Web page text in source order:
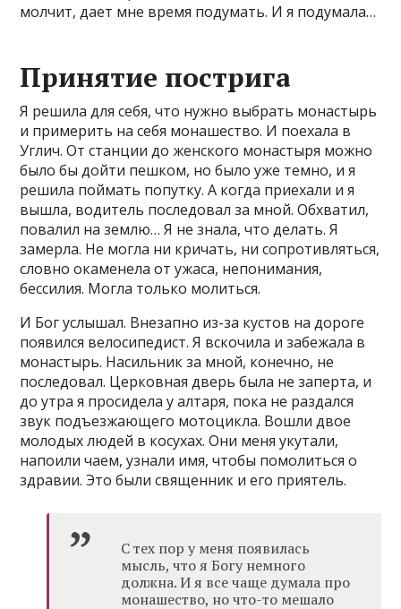
молчит, дает мне время подумать. И я подумала…
Принятие пострига
Я решила для себя, что нужно выбрать монастырь
и примерить на себя монашество. И поехала в
Углич. От станции до женского монастыря можно
было бы дойти пешком, но было уже темно, и я
решила поймать попутку. А когда приехали и я
вышла, водитель последовал за мной. Обхватил,
повалил на землю… Я не знала, что делать. Я
замерла. Не могла ни кричать, ни сопротивляться,
словно окаменела от ужаса, непонимания,
бессилия. Могла только молиться.
И Бог услышал. Внезапно из-за кустов на дороге
появился велосипедист. Я вскочила и забежала в
монастырь. Насильник за мной, конечно, не
последовал. Церковная дверь была не заперта, и
до утра я просидела у алтаря, пока не раздался
звук подъезжающего мотоцикла. Вошли двое
молодых людей в косухах. Они меня укутали,
напоили чаем, узнали имя, чтобы помолиться о
здравии. Это были священник и его приятель.
С тех пор у меня появилась
мысль, что я Богу немного
должна. И я все чаще думала про
монашество, но что-то мешало